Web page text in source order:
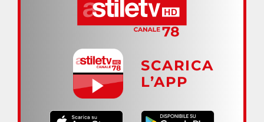
SCARICA
L’APP